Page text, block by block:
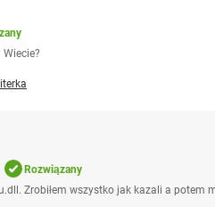
Rozwiązany
Zrobiłem wszystko jak kazali a potem